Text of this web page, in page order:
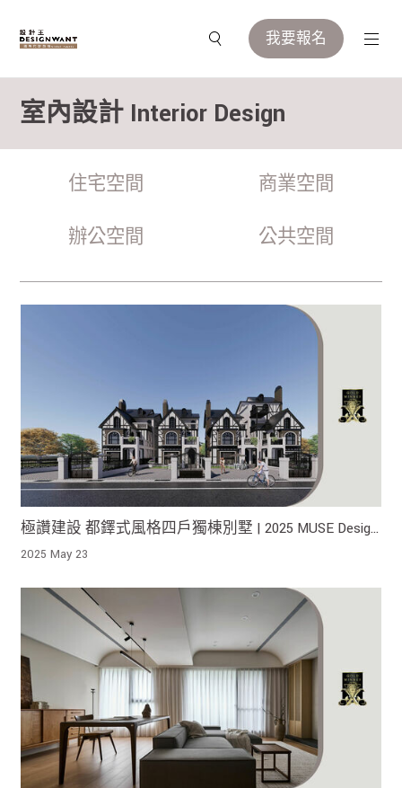
我要報名
室內設計 Interior Design
住宅空間 商業空間
辦公空間 公共空間
極讚建設 都鐸式風格四戶獨棟別墅 | 2025 MUSE Design
Awards 榮獲金獎！
2025 May 23